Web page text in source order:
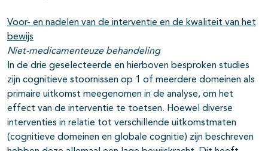
Voor- en nadelen van de interventie en de kwaliteit van het
bewijs
Niet-medicamenteuze behandeling
In de drie geselecteerde en hierboven besproken studies
zijn cognitieve stoornissen op 1 of meerdere domeinen als
primaire uitkomst meegenomen in de analyse, om het
effect van de interventie te toetsen. Hoewel diverse
interventies in relatie tot verschillende uitkomstmaten
(cognitieve domeinen en globale cognitie) zijn beschreven